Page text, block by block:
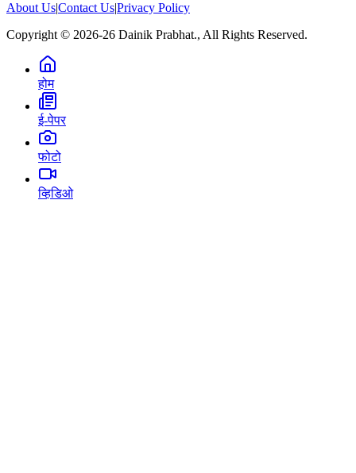
About Us|Contact Us|Privacy Policy
Copyright © 2026-26 Dainik Prabhat., All Rights Reserved.
होम
ई-पेपर
फोटो
व्हिडिओ